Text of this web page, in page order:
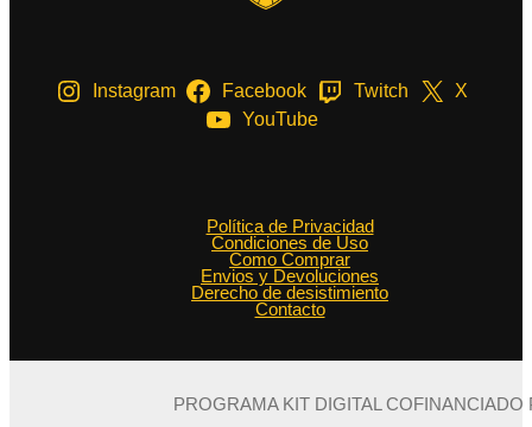
Instagram Facebook Twitch
X
YouTube
Política de Privacidad
Condiciones de Uso
Como Comprar
Envios y Devoluciones
Derecho de desistimiento
Contacto
PROGRAMA KIT DIGITAL